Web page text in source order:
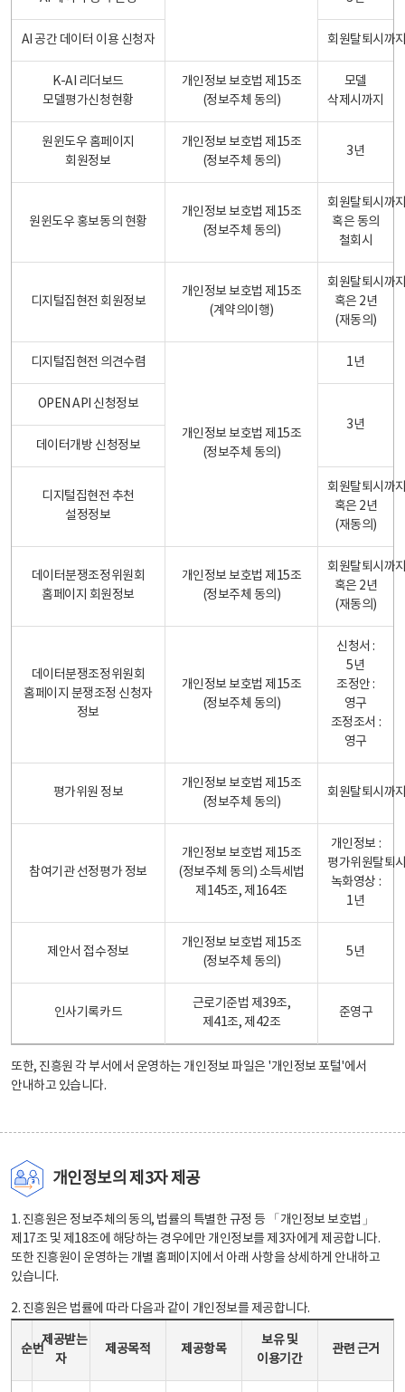
AI 공간 데이터 이용 신청자 회원탈퇴시까
K-AI 리더보드
모델평가신청현황
개인정보 보호법 제15조
(정보주체 동의)
모델
삭제시까지
원윈도우 홈페이지
회원정보
개인정보 보호법 제15조
(정보주체 동의)
3년
원윈도우 홍보동의 현황
개인정보 보호법 제15조
(정보주체 동의)
회원탈퇴시까
혹은 동의
철회시
디지털집현전 회원정보
개인정보 보호법 제15조
(계약의이행)
회원탈퇴시까
혹은 2년
(재동의)
디지털집현전 의견수렴
개인정보 보호법 제15조
(정보주체 동의)
1년
OPEN API 신청정보
3년
데이터개방 신청정보
디지털집현전 추천
설정정보
회원탈퇴시까
혹은 2년
(재동의)
데이터분쟁조정위원회
홈페이지 회원정보
개인정보 보호법 제15조
(정보주체 동의)
회원탈퇴시까
혹은 2년
(재동의)
데이터분쟁조정위원회
홈페이지 분쟁조정 신청자
정보
개인정보 보호법 제15조
(정보주체 동의)
신청서 :
5년
조정안 :
영구
조정조서 :
영구
평가위원 정보
개인정보 보호법 제15조
(정보주체 동의)
회원탈퇴시까
참여기관 선정평가 정보
개인정보 보호법 제15조
(정보주체 동의) 소득세법
제145조, 제164조
개인정보 :
평가위원탈퇴
녹화영상 :
1년
제안서 접수정보
개인정보 보호법 제15조
(정보주체 동의)
5년
인사기록카드
근로기준법 제39조,
제41조, 제42조
준영구
또한, 진흥원 각 부서에서 운영하는 개인정보 파일은 '개인정보 포털'에서
안내하고 있습니다.
개인정보의 제3자 제공
1. 진흥원은 정보주체의 동의, 법률의 특별한 규정 등 「개인정보 보호법」
제17조 및 제18조에 해당하는 경우에만 개인정보를 제3자에게 제공합니다.
또한 진흥원이 운영하는 개별 홈페이지에서 아래 사항을 상세하게 안내하고
있습니다.
2. 진흥원은 법률에 따라 다음과 같이 개인정보를 제공합니다.
순번
제공받는
자
제공목적 제공항목
보유 및
이용기간
관련 근거